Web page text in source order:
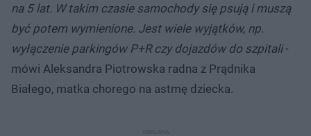
na 5 lat. W takim czasie samochody się psują i muszą
być potem wymienione. Jest wiele wyjątków, np.
wyłączenie parkingów P+R czy dojazdów do szpitali-
mówi Aleksandra Piotrowska radna z Prądnika
Białego, matka chorego na astmę dziecka.